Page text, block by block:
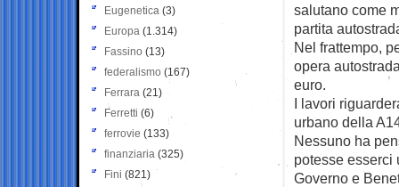
salutano come
partita
Nel frattempo,
opera
euro.
I lavori
urbano della
Nessuno ha
potesse esserci
Governo e
Eugenetica (3)
Europa (1.314)
Fassino (13)
federalismo (167)
Ferrara (21)
Ferretti (6)
ferrovie (133)
finanziaria (325)
Fini (821)